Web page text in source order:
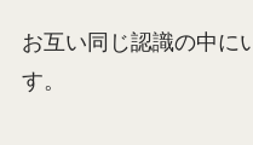
お互い同じ認識の中に
す。